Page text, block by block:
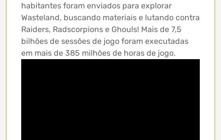
habitantes foram enviados para explorar
Wasteland, buscando materiais e lutando contra
Raiders, Radscorpions e Ghouls! Mais de 7,5
bilhões de sessões de jogo foram executadas
em mais de 385 milhões de horas de jogo.